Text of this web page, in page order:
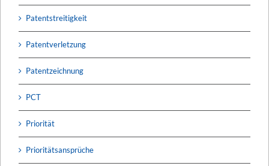
Patentstreitigkeit
Patentverletzung
Patentzeichnung
PCT
Priorität
Prioritätsansprüche